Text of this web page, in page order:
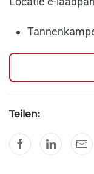
Teilen: